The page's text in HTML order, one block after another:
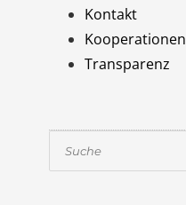
Kontakt
Kooperationen
Transparenz
Suchen